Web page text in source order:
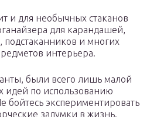
и для необычных стаканов
для карандашей,
подстаканников и многих
интерьера.
были всего лишь малой
идей по использованию
бойтесь экспериментировать
задумки в жизнь.